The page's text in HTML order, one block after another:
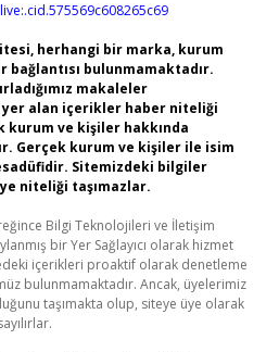
herhangi bir marka, kurum
bağlantısı bulunmamaktadır.
makaleler
yer alan içerikler haber niteliği
kurum ve kişiler hakkında
Gerçek kurum ve kişiler ile isim
Sitemizdeki bilgiler
niteliği taşımazlar.
Bilgi Teknolojileri ve İletişim
bir Yer Sağlayıcı olarak hizmet
içerikleri proaktif olarak denetleme
bulunmamaktadır. Ancak, üyelerimiz
taşımakta olup, siteye üye olarak